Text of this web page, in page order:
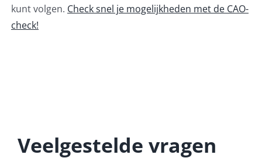
kunt volgen. Check snel je mogelijkheden met de CAO-
check!
Veelgestelde vragen